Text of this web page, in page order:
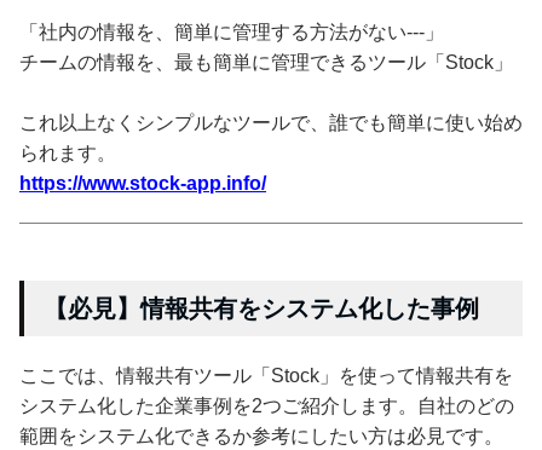
「社内の情報を、簡単に管理する方法がない---」
チームの情報を、最も簡単に管理できるツール「Stock」
これ以上なくシンプルなツールで、誰でも簡単に使い始め
られます。
https://www.stock-app.info/
【必見】情報共有をシステム化した事例
ここでは、情報共有ツール「Stock」を使って情報共有を
システム化した企業事例を2つご紹介します。自社のどの
範囲をシステム化できるか参考にしたい方は必見です。